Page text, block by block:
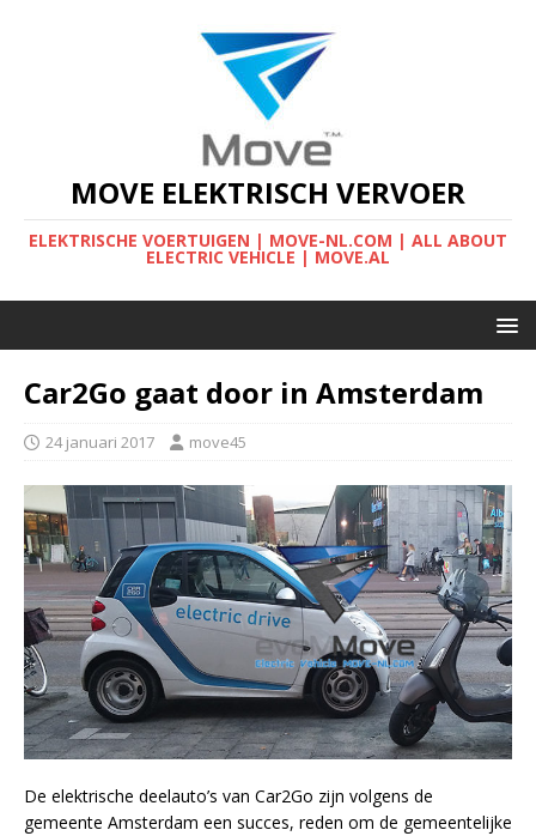
MOVE ELEKTRISCH VERVOER
ELEKTRISCHE VOERTUIGEN | MOVE-NL.COM | ALL ABOUT
ELECTRIC VEHICLE | MOVE.AL
Car2Go gaat door in Amsterdam
24 januari 2017 move45
De elektrische deelauto’s van Car2Go zijn volgens de
gemeente Amsterdam een succes, reden om de gemeentelijke